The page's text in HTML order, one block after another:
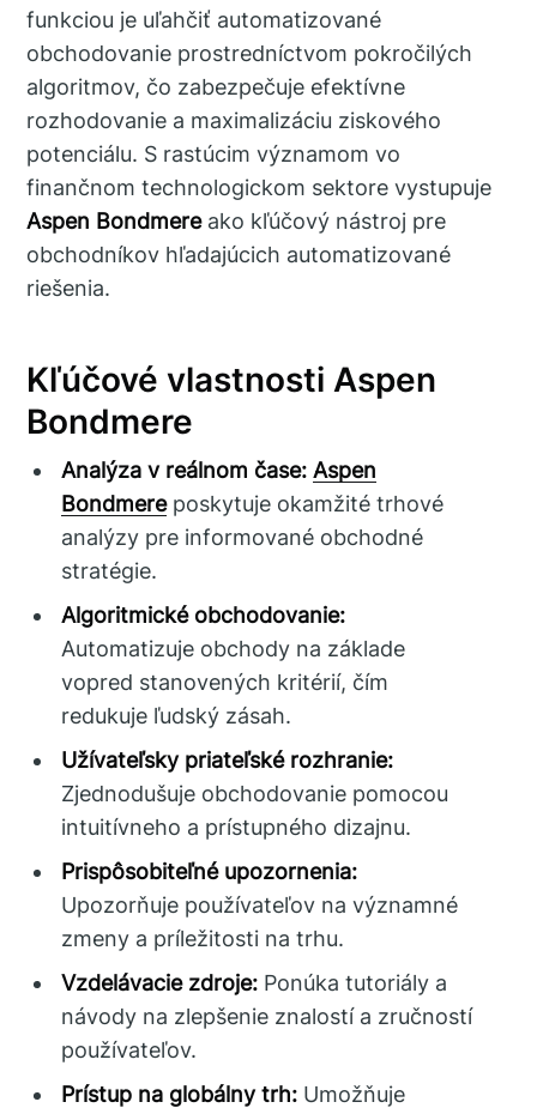
funkciou je uľahčiť automatizované
obchodovanie prostredníctvom pokročilých
algoritmov, čo zabezpečuje efektívne
rozhodovanie a maximalizáciu ziskového
potenciálu. S rastúcim významom vo
finančnom technologickom sektore vystupuje
Aspen Bondmereako kľúčový nástroj pre
obchodníkov hľadajúcich automatizované
riešenia.
Kľúčové vlastnosti Aspen
Bondmere
Analýza v reálnom čase: Aspen
Bondmereposkytuje okamžité trhové
analýzy pre informované obchodné
stratégie.
Algoritmické obchodovanie:
Automatizuje obchody na základe
vopred stanovených kritérií, čím
redukuje ľudský zásah.
Užívateľsky priateľské rozhranie:
Zjednodušuje obchodovanie pomocou
intuitívneho a prístupného dizajnu.
Prispôsobiteľné upozornenia:
Upozorňuje používateľov na významné
zmeny a príležitosti na trhu.
Vzdelávacie zdroje: Ponúka tutoriály a
návody na zlepšenie znalostí a zručností
používateľov.
Prístup na globálny trh: Umožňuje